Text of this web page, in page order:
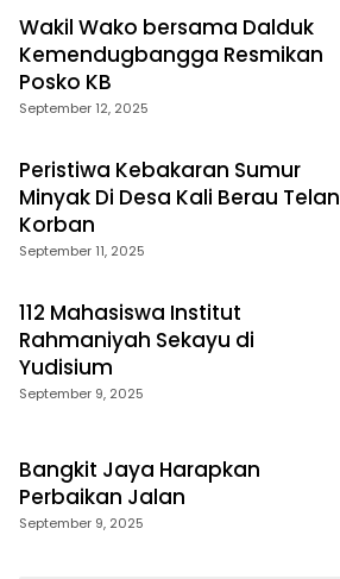
Wakil Wako bersama Dalduk
Kemendugbangga Resmikan
Posko KB
September 12, 2025
Peristiwa Kebakaran Sumur
Minyak Di Desa Kali Berau Telan
Korban
September 11, 2025
112 Mahasiswa Institut
Rahmaniyah Sekayu di
Yudisium
September 9, 2025
Bangkit Jaya Harapkan
Perbaikan Jalan
September 9, 2025